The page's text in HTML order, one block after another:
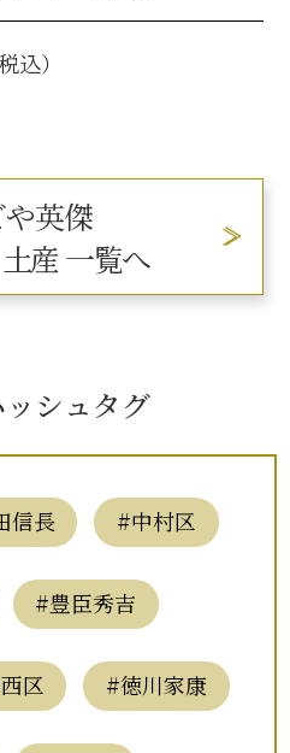
関係
デルコース
込）
英傑
産 一覧へ
シュタグ
信長 #中村区
#豊臣秀吉
区 #徳川家康